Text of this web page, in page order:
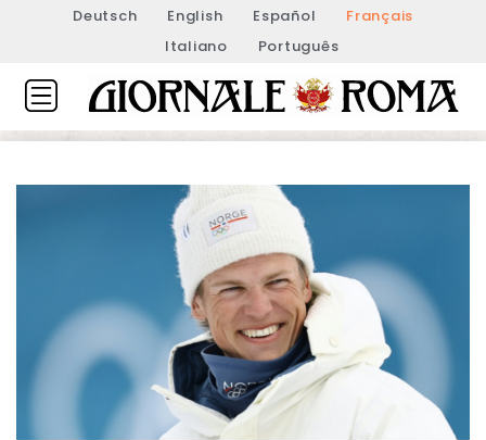
Deutsch English Español
Français
Italiano
Português